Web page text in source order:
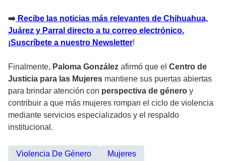
➡️ Recibe las noticias más relevantes de Chihuahua,
Juárez y Parral directo a tu correo electrónico.
¡Suscríbete a nuestro Newsletter!
Finalmente, Paloma González afirmó que el Centro de
Justicia para las Mujeres mantiene sus puertas abiertas
para brindar atención con perspectiva de género y
contribuir a que más mujeres rompan el ciclo de violencia
mediante servicios especializados y el respaldo
institucional.
Violencia De Género
Mujeres